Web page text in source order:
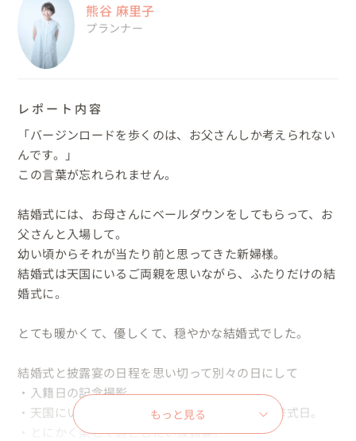
熊谷 麻里子
プランナー
レポート内容
「バージンロードを歩くのは、お父さんしか考えられない
んです。」
この言葉が忘れられません。
結婚式には、お母さんにベールダウンをしてもらって、お
父さんと入場して。
幼い頃からそれが当たり前と思ってきた新婦様。
結婚式は天国にいるご両親を思いながら、ふたりだけの結
婚式に。
とても暖かくて、優しくて、穏やかな結婚式でした。
結婚式と披露宴の日程を思い切って別々の日にして
・入籍日の記念撮影。
・天国にいるご両親に幸せになることを誓った挙式日。
・とにかく楽しく過ごしたい披露宴。
もっと見る